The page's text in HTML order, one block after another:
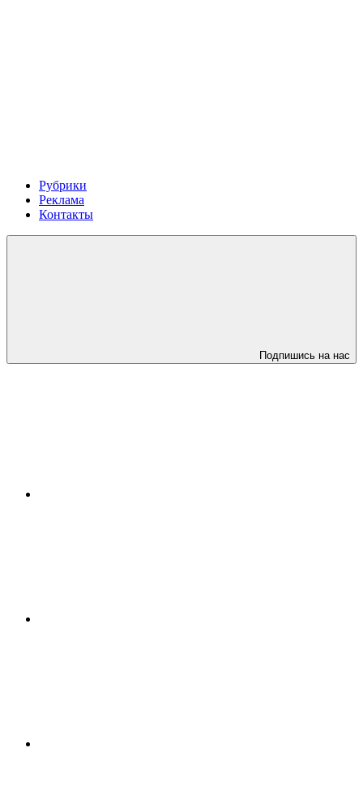
Рубрики
Реклама
Контакты
Подпишись на нас